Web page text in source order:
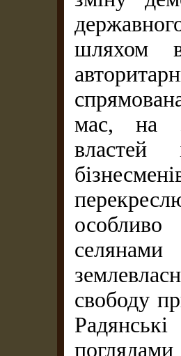
шляхом
мас, на
властей
особливо
свободу